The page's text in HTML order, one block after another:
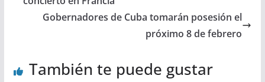
Gobernadores de Cuba tomarán posesión el
próximo 8 de febrero
También te puede gustar